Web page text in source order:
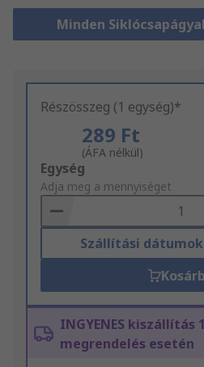
Minden
Részösszeg (1 egység)*
289 Ft
(ÁFA nélkül)
Add
to
Basket
Egység
Adja meg a mennyiséget
Szállítási
INGYENES kiszállítás
megrendelés esetén